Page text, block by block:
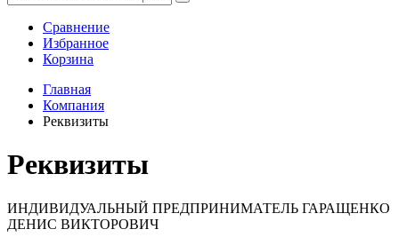
Сравнение
Избранное
Корзина
Главная
Компания
Реквизиты
Реквизиты
ИНДИВИДУАЛЬНЫЙ ПРЕДПРИНИМАТЕЛЬ ГАРАЩЕНКО
ДЕНИС ВИКТОРОВИЧ